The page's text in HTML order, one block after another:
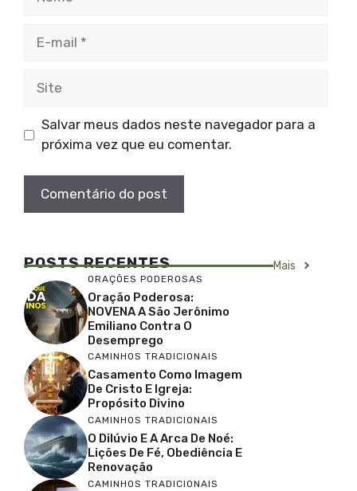
Salvar meus dados neste navegador para a
próxima vez que eu comentar.
POSTS RECENTES Mais
ORAÇÕES PODEROSAS
Oração Poderosa:
NOVENA A São Jerônimo
Emiliano Contra O
Desemprego
CAMINHOS TRADICIONAIS
Casamento Como Imagem
De Cristo E Igreja:
Propósito Divino
CAMINHOS TRADICIONAIS
O Dilúvio E A Arca De Noé:
Lições De Fé, Obediência E
Renovação
CAMINHOS TRADICIONAIS